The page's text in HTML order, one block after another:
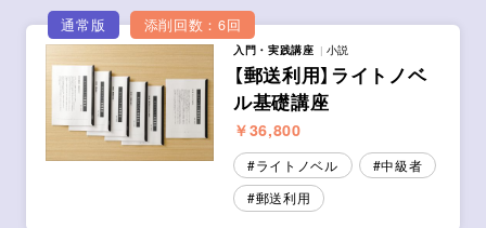
通常版 添削回数：6回
入門・実践講座 小説
【郵送利用】ライトノベ
ル基礎講座
￥36,800
ライトノベル
中級者
郵送利用